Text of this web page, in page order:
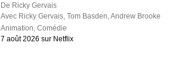
De Ricky Gervais
Avec Ricky Gervais,Tom Basden,Andrew Brooke
Animation,Comédie
7 août 2026 sur Netflix